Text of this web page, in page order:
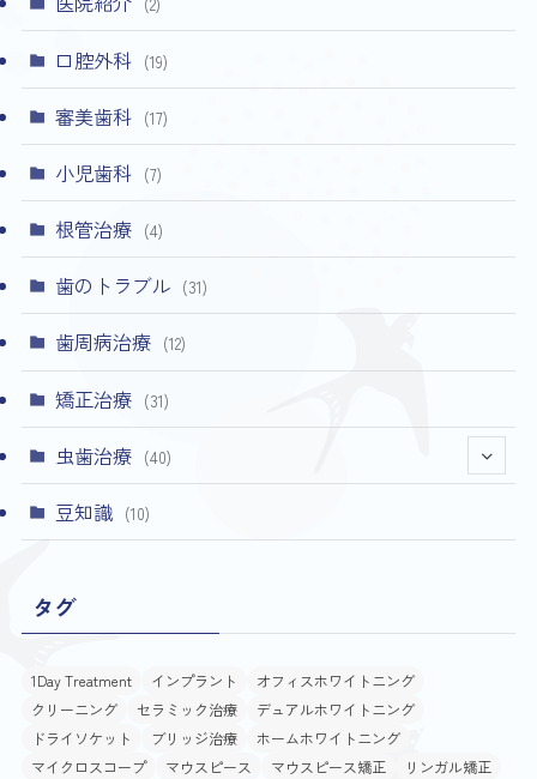
口腔外科 (19)
審美歯科 (17)
小児歯科 (7)
根管治療 (4)
歯のトラブル (31)
歯周病治療 (12)
矯正治療 (31)
虫歯治療 (40)
豆知識 (10)
タグ
1Day Treatment インプラント
オフィスホワイトニング
クリーニング
セラミック治療
デュアルホワイトニング
ドライソケット
ブリッジ治療
ホームホワイトニング
マイクロスコープ
マウスピース マウスピース矯正
リンガル矯正